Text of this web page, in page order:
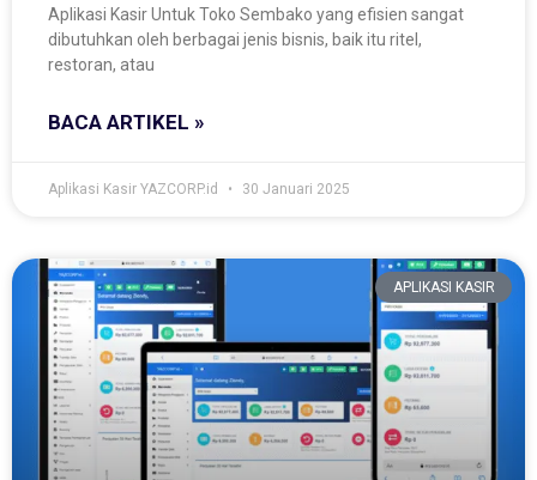
Aplikasi Kasir Untuk Toko Sembako yang efisien sangat
dibutuhkan oleh berbagai jenis bisnis, baik itu ritel,
restoran, atau
BACA ARTIKEL »
Aplikasi Kasir YAZCORP.id 30 Januari 2025
APLIKASI KASIR